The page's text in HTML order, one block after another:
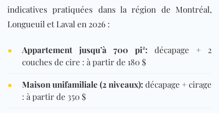
indicatives pratiquées dans la région de Montréal,
Longueuil et Laval en 2026 :
● Appartement jusqu’à 700 pi²: décapage + 2
couches de cire : à partir de 180 $
● Maison unifamiliale (2 niveaux): décapage + cirage
: à partir de 350 $